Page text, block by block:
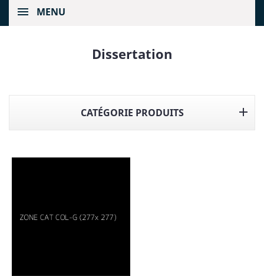
MENU
Dissertation
CATÉGORIE PRODUITS 